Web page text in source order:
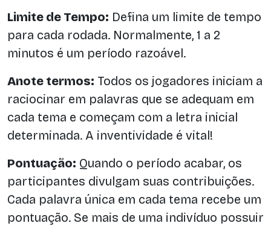
Limite de Tempo: Defina um limite de tempo
para cada rodada. Normalmente, 1 a 2
minutos é um período razoável.
Anote termos: Todos os jogadores iniciam a
raciocinar em palavras que se adequam em
cada tema e começam com a letra inicial
determinada. A inventividade é vital!
Pontuação: Quando o período acabar, os
participantes divulgam suas contribuições.
Cada palavra única em cada tema recebe um
pontuação. Se mais de uma indivíduo possuir